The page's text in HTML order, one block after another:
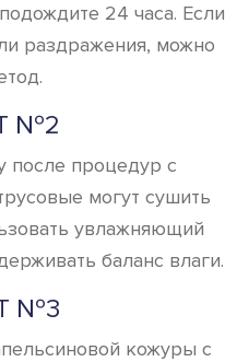
24 часа. Если
раздражения, можно
№2
после процедур с
могут сушить
увлажняющий
баланс влаги.
№3
кожуры с